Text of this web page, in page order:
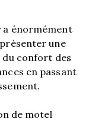
a énormément
une
confort des
en passant
de motel